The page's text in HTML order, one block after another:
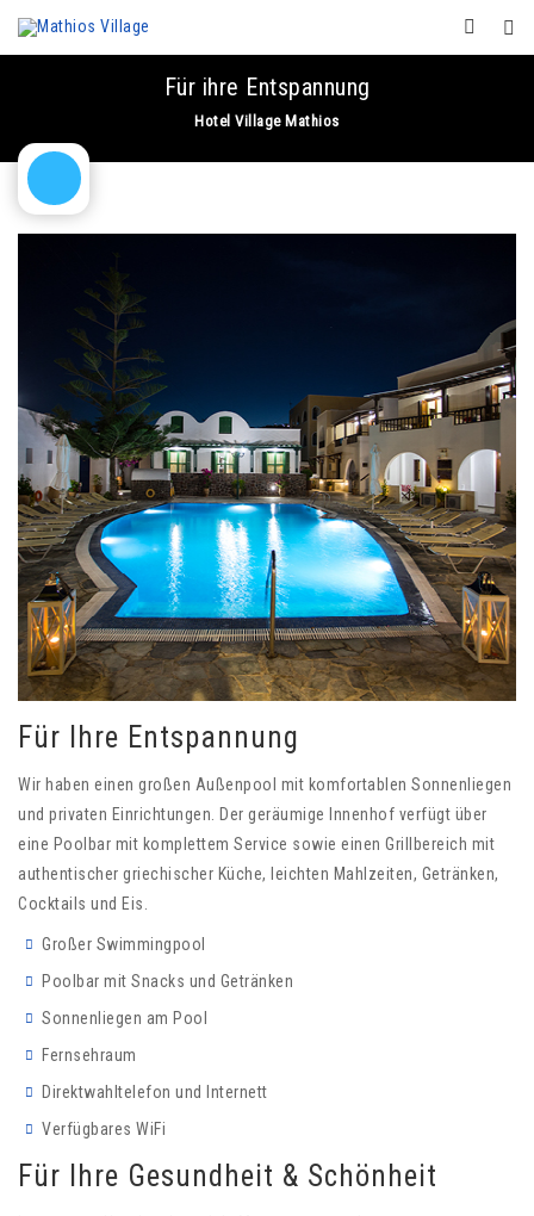
Für ihre Entspannung
Hotel Village Mathios
Für Ihre Entspannung
Wir haben einen großen Außenpool mit komfortablen Sonnenliegen
und privaten Einrichtungen. Der geräumige Innenhof verfügt über
eine Poolbar mit komplettem Service sowie einen Grillbereich mit
authentischer griechischer Küche, leichten Mahlzeiten, Getränken,
Cocktails und Eis.
Großer Swimmingpool
Poolbar mit Snacks und Getränken
Sonnenliegen am Pool
Fernsehraum
Direktwahltelefon und Internett
Verfügbares WiFi
Für Ihre Gesundheit & Schönheit